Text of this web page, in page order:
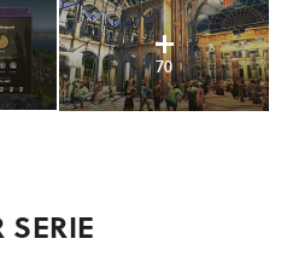
70
SERIE